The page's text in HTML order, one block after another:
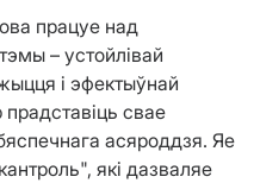
працуе над
– устойлівай
і эфектыўнай
свае
асяроддзя. Яе
які дазваляе